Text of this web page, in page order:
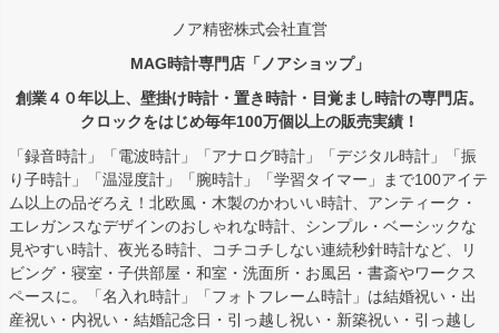
ノア精密株式会社直営
MAG時計専門店「ノアショップ」
創業４０年以上、壁掛け時計・置き時計・目覚まし時計の専門店。
クロックをはじめ毎年100万個以上の販売実績！
「録音時計」「電波時計」「アナログ時計」「デジタル時計」「振
り子時計」「温湿度計」「腕時計」「学習タイマー」まで100アイテ
ム以上の品ぞろえ！北欧風・木製のかわいい時計、アンティーク・
エレガンスなデザインのおしゃれな時計、シンプル・ベーシックな
見やすい時計、夜光る時計、コチコチしない連続秒針時計など、リ
ビング・寝室・子供部屋・和室・洗面所・お風呂・書斎やワークス
ペースに。「名入れ時計」「フォトフレーム時計」は結婚祝い・出
産祝い・内祝い・結婚記念日・引っ越し祝い・新築祝い・引っ越し